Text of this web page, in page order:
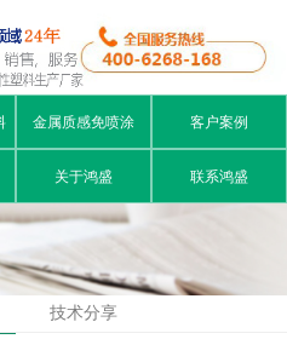
金属质感免喷涂 客户案例
关于鸿盛 联系鸿盛
技术分享